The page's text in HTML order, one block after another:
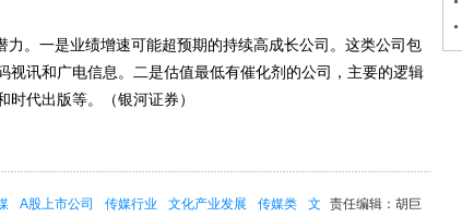
。一是业绩增速可能超预期的持续高成长公司。这类公司包
视讯和广电信息。二是估值最低有催化剂的公司，主要的逻辑
代出版等。（银河证券）
责任编辑：胡巨
A股上市公司 传媒行业 文化产业发展 传媒类
文